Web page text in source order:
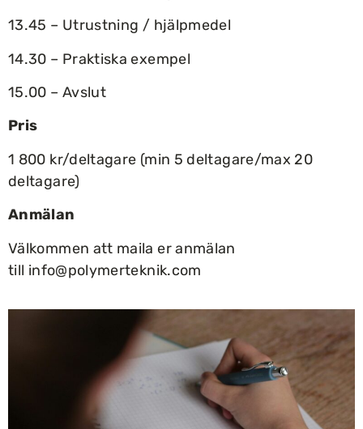
13.45 – Utrustning / hjälpmedel
14.30 – Praktiska exempel
15.00 – Avslut
Pris
1 800 kr/deltagare (min 5 deltagare/max 20
deltagare)
Anmälan
Välkommen att maila er anmälan
till info@polymerteknik.com